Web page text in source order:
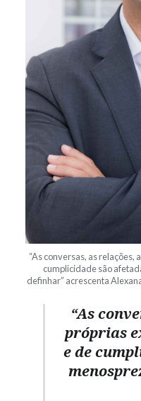
“As conversas, as relações,
cumplicidade são
definhar” acrescenta
“As
próprias
e de